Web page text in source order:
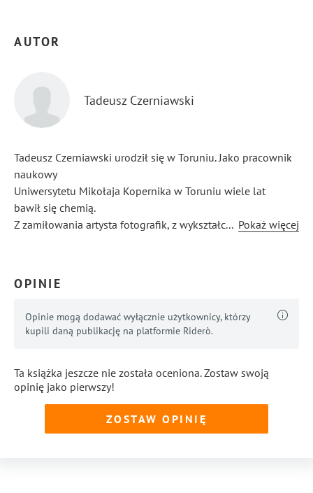
AUTOR
Tadeusz Czerniawski
Tadeusz Czerniawski urodził się w Toruniu. Jako pracownik
naukowy
Uniwersytetu Mikołaja Kopernika w Toruniu wiele lat
bawił się chemią.
Z zamiłowania artysta fotografik, z wykształcenia skrzypek.
... Pokaż więcej
OPINIE
Opinie mogą dodawać wyłącznie użytkownicy, którzy
kupili daną publikację na platformie Riderò.
Ta książka jeszcze nie została oceniona. Zostaw swoją
opinię jako pierwszy!
ZOSTAW OPINIĘ